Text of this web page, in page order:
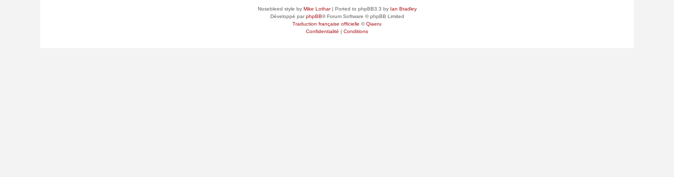
Nosebleed style by Mike Lothar| Ported to phpBB3.3 by Ian Bradley
Développé parphpBB® Forum Software © phpBB Limited
Traduction française officielle ©Qiaeru
Confidentialité | Conditions